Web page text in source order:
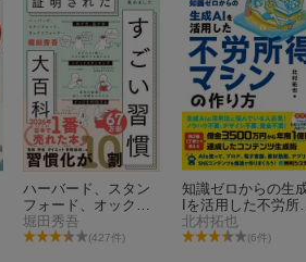
ハーバード、スタン
フォード、オックス
フォード… 科学的に
証明された すごい習
堀田秀吾
(427件)
知識ゼロからの生
Iを活用した不労所得
マシンの作り方
北村拓也
(6件)